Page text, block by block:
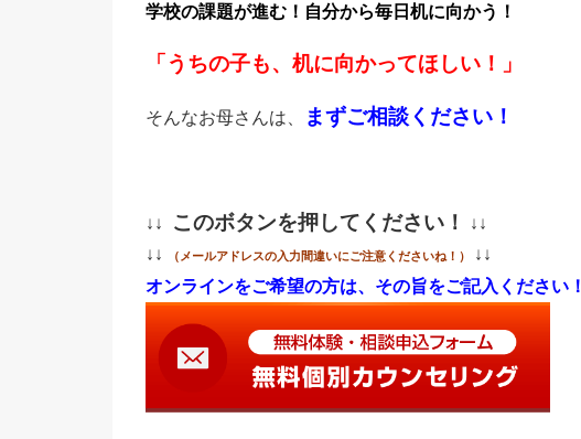
学校の課題が進む！ 自分から毎日机に向かう！
「うちの子も、机に向かってほしい！」
そんなお母さんは、 まずご相談ください！
↓↓ このボタンを押してください！
↓↓
↓↓
（メールアドレスの入力間違いにご注意くださいね！）
↓↓
オンラインをご希望の方は、その旨をご記入ください！